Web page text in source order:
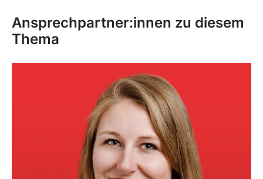
Ansprechpartner:innen zu diesem
Thema